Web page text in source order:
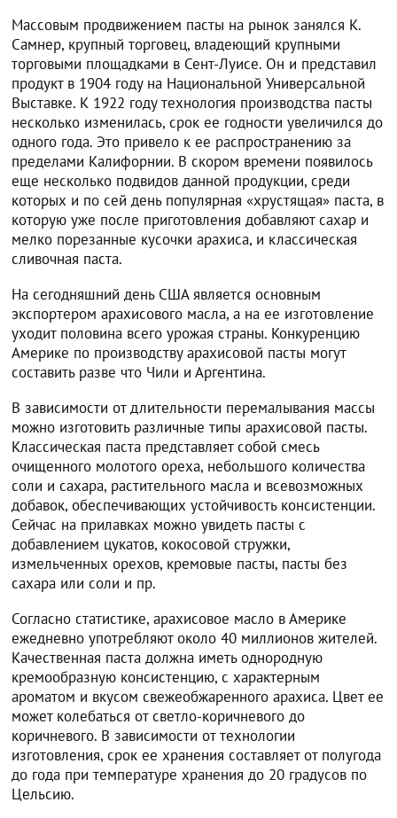
Массовым продвижением пасты на рынок занялся К.
Самнер, крупный торговец, владеющий крупными
торговыми площадками в Сент-Луисе. Он и представил
продукт в 1904 году на Национальной Универсальной
Выставке. К 1922 году технология производства пасты
несколько изменилась, срок ее годности увеличился до
одного года. Это привело к ее распространению за
пределами Калифорнии. В скором времени появилось
еще несколько подвидов данной продукции, среди
которых и по сей день популярная «хрустящая» паста, в
которую уже после приготовления добавляют сахар и
мелко порезанные кусочки арахиса, и классическая
сливочная паста.
На сегодняшний день США является основным
экспортером арахисового масла, а на ее изготовление
уходит половина всего урожая страны. Конкуренцию
Америке по производству арахисовой пасты могут
составить разве что Чили и Аргентина.
В зависимости от длительности перемалывания массы
можно изготовить различные типы арахисовой пасты.
Классическая паста представляет собой смесь
очищенного молотого ореха, небольшого количества
соли и сахара, растительного масла и всевозможных
добавок, обеспечивающих устойчивость консистенции.
Сейчас на прилавках можно увидеть пасты с
добавлением цукатов, кокосовой стружки,
измельченных орехов, кремовые пасты, пасты без
сахара или соли и пр.
Согласно статистике, арахисовое масло в Америке
ежедневно употребляют около 40 миллионов жителей.
Качественная паста должна иметь однородную
кремообразную консистенцию, с характерным
ароматом и вкусом свежеобжаренного арахиса. Цвет ее
может колебаться от светло-коричневого до
коричневого. В зависимости от технологии
изготовления, срок ее хранения составляет от полугода
до года при температуре хранения до 20 градусов по
Цельсию.